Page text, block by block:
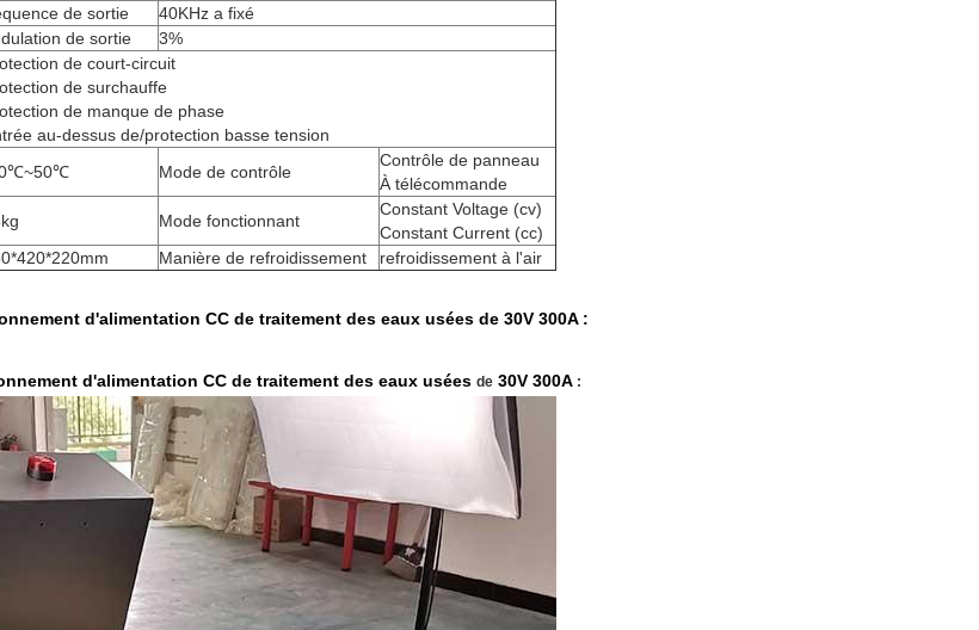
de sortie
40KHz a fixé
de sortie
3%
de court-circuit
de surchauffe
de manque de phase
au-dessus de/protection basse tension
Mode de contrôle
Contrôle de panneau
À télécommande
Mode fonctionnant
Constant Voltage (cv)
Constant Current (cc)
Manière de refroidissement refroidissement à l'air
d'alimentation CC de traitement des eaux usées de 30V 300A :
d'alimentation CC de traitement des eaux usées de 30V 300A :